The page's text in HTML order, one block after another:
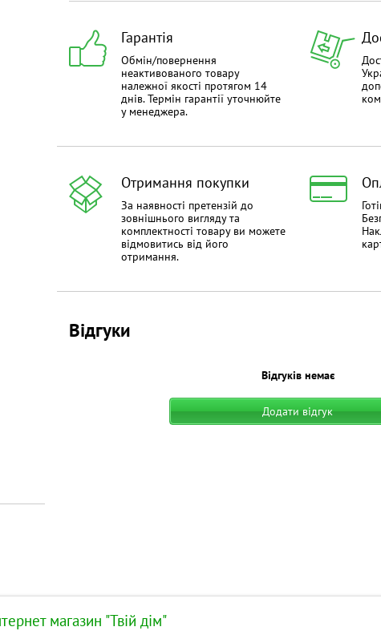
Гарантія
Обмін/повернення
неактивованого товару
належної якості протягом 14
днів. Термін гарантії уточнюйте
у менеджера.
Отримання покупки
За наявності претензій до
зовнішнього вигляду та
комплектності товару ви можете
відмовитись від його
отримання.
Відгуки
Відгуків немає
Додати відгук
магазин "Твій дім"